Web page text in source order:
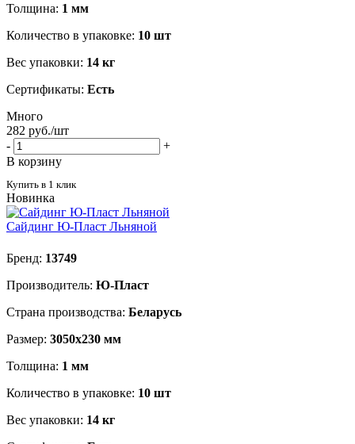
Толщина: 1 мм
Количество в упаковке: 10 шт
Вес упаковки: 14 кг
Сертификаты: Есть
Много
282 руб./шт
-
+
В корзину
Купить в 1 клик
Новинка
Сайдинг Ю-Пласт Льняной
Бренд: 13749
Производитель: Ю-Пласт
Страна производства: Беларусь
Размер: 3050х230 мм
Толщина: 1 мм
Количество в упаковке: 10 шт
Вес упаковки: 14 кг